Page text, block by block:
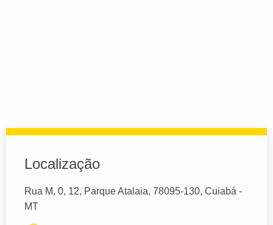
Localização
Rua M, 0, 12, Parque Atalaia, 78095-130, Cuiabá -
MT